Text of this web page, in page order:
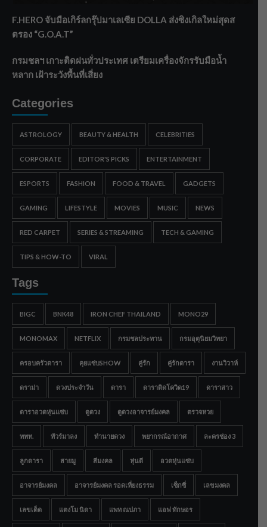
F.HERO จับมือเกิร์ลกรุ๊ปมาเลเซีย DOLLA ส่งซิงเกิลใหม่สุดส
ตรอง “G.O.A.T”
กรมชลฯ เกาะติดฝนทั่วประเทศ เตรียมเครื่องจักรรับมือน้ำ
หลาก เฝ้าระวังพื้นที่เสี่ยง
Categories
ASTROLOGY BEAUTY & HEALTH CELEBRITIES
CORPORATE EDITOR'S PICKS ENTERTAINMENT
ESPORTS FASHION FOOD & TRAVEL GADGETS
GAMING LIFESTYLE MOVIES MUSIC NEWS
RED CARPET SERIES & STREAMING TECH & GAMING
TIPS & HOW-TO VIRAL
Tags
BIGC BNK48 IRON CHEF THAILAND MONO29
MONOMAX NETFLIX กรมชลประทาน กรมอุตุนิยมวิทยา
ครอบครัวดารา คุยแซ่บSHOW คู่รัก คู่รักดารา งานวิวาห์
ดราม่า ดวงประจำวัน ดารา ดาราติดโควิด19 ดาราสาว
ดาราอวดหุ่นแซ่บ ดูดวง ดูดวงอาจารย์มงคล ตรวจหวย
ททท. ทัวร์มาลง ทำนายดวง พยากรณ์อากาศ ละครช่อง 3
ลูกดารา สายมู สีมงคล หุ่นดี อวดหุ่นแซ่บ
อาจารย์มงคล อาจารย์มงคล รอดเที่ยงธรรม เซ็กซี่ เลขมงคล
เลขเด็ด แตงโม นิดา แพท ณปภา แอฟ ทักษอร